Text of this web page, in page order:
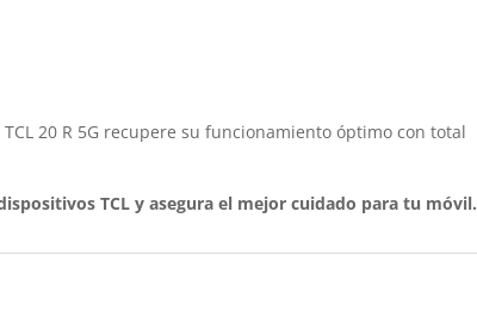
20 R 5G recupere su funcionamiento óptimo con total
TCL y asegura el mejor cuidado para tu móvil.